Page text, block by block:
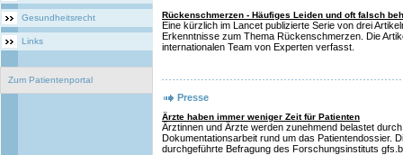
Gesundheitsrecht
Links
Zum Patientenportal
Rückenschmerzen - Häufiges Leiden und oft falsch
Eine kürzlich im Lancet publizierte Serie von drei
Erkenntnisse zum Thema Rückenschmerzen. Die
internationalen Team von Experten verfasst.
Presse
Ärzte haben immer weniger Zeit für Patienten
Ärztinnen und Ärzte werden zunehmend belastet
Dokumentationsarbeit rund um das Patientendossier.
durchgeführte Befragung des Forschungsinstituts